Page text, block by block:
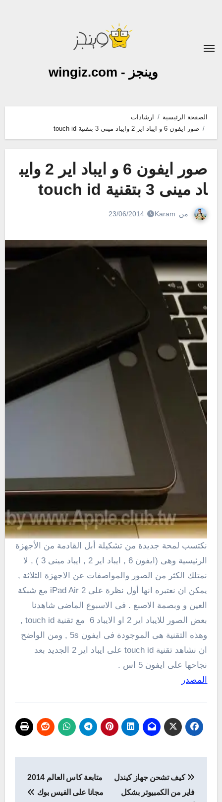
وينجز - wingiz.com
الصفحة الرئيسية
ارشادات
صور ايفون 6 و ايباد اير 2 وايباد مينى 3 بتقنية touch id
صور ايفون 6 و ايباد اير 2 وايب
اد مينى 3 بتقنية touch id
من Karam
23/06/2014
نكتسب لمحة جديدة من تشكيلة أبل القادمة من الأجهزة
الرئيسية
وهى (ايفون 6 , ايباد اير 2 , ايباد مينى 3 ) , لا
نمتلك الكثر من الصور والمواصفات عن الاجهزة الثلاثة ,
يمكن ان نعتبره انها
أول نظرة على iPad Air 2 مع شبكة
العين و وبصمة الاصبع . فى الاسبوع الماضى شاهدنا
بعض الصور للايباد اير 2 او الايباد 6 مع تقنية touch id ,
وهذه التقنية هى الموجودة فى ايفون 5s , ومن الواضح
ان نشاهد تقنية touch id
على ايباد اير 2 الجديد بعد
نجاحها على ايفون 5 اس .
المصدر
المقالات
كيف تشحن جهاز كيندل
فاير من الكمبيوتر بشكل
متابعة كاس العالم 2014
مجانا على الفيس بوك